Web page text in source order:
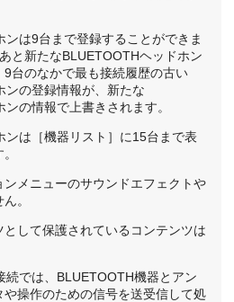
ンは9台まで登録することができま
と新たなBLUETOOTHヘッドホン
台のなかで最も接続履歴の古い
ンの登録情報が、新たな
の情報で上書きされます。
ンは［機器リスト ］に15台まで表
メニューのサウンドエフェクトや
。
して保護されているコンテンツは
続では、BLUETOOTH機器とアン
操作のための信号を送受信して処